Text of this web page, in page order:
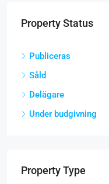
Property Status
Publiceras
Såld
Delägare
Under budgivning
Property Type